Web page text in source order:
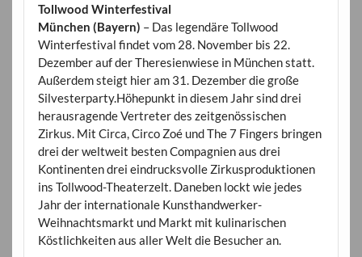
Tollwood Winterfestival
München (Bayern) – Das legendäre Tollwood
Winterfestival findet vom 28. November bis 22.
Dezember auf der Theresienwiese in München statt.
Außerdem steigt hier am 31. Dezember die große
Silvesterparty.Höhepunkt in diesem Jahr sind drei
herausragende Vertreter des zeitgenössischen
Zirkus. Mit Circa, Circo Zoé und The 7 Fingers bringen
drei der weltweit besten Compagnien aus drei
Kontinenten drei eindrucksvolle Zirkusproduktionen
ins Tollwood-Theaterzelt. Daneben lockt wie jedes
Jahr der internationale Kunsthandwerker-
Weihnachtsmarkt und Markt mit kulinarischen
Köstlichkeiten aus aller Welt die Besucher an.